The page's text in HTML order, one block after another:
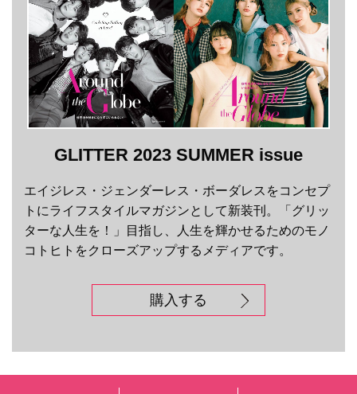
GLITTER 2023 SUMMER issue
エイジレス・ジェンダーレス・ボーダレスをコンセプ
トにライフスタイルマガジンとして新装刊。「グリッ
ターな人生を！」目指し、人生を輝かせるためのモノ
コトヒトをクローズアップするメディアです。
購入する